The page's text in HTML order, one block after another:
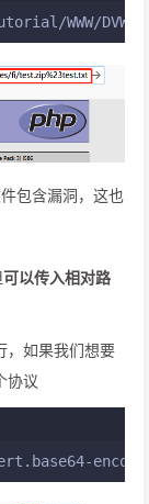
WWW/
包含漏洞，这也
可以传入相对路
，如果我们想要
协议